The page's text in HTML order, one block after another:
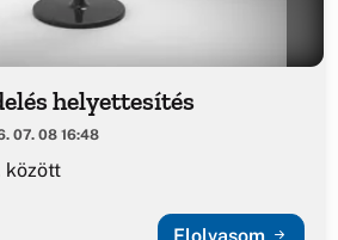
helyettesítés
07. 08 16:48
között